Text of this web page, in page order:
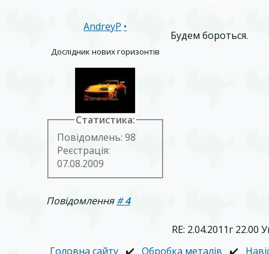
AndreyP •
Дослідник нових горизонтів
Статистика:
Повідомлень: 98
Реєстрація:
07.08.2009
Будем бороться.
Повідомлення#4
RE: 2.04.2011г
Головна сайту ✔️ Обробка металів ✔️